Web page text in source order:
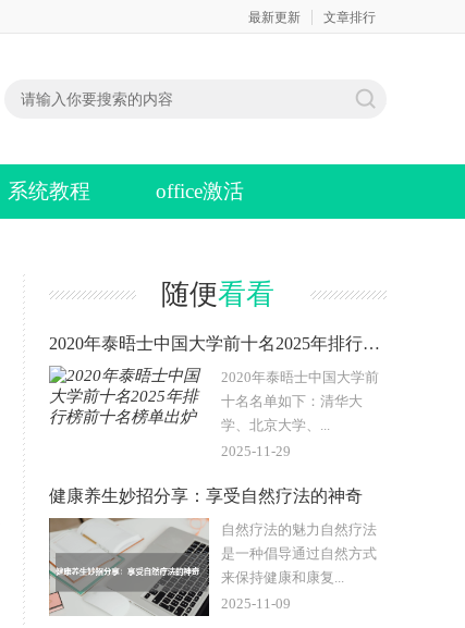
最新更新 文章排行
系统教程 office激活
随便看看
2020年泰晤士中国大学前十名2025年排行榜前十名榜单出炉
2020年泰晤士中国大学前
十名名单如下：清华大
学、北京大学、...
2025-11-29
健康养生妙招分享：享受自然疗法的神奇
自然疗法的魅力自然疗法
是一种倡导通过自然方式
来保持健康和康复...
2025-11-09